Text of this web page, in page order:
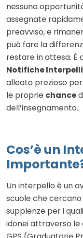
nessuna
assegnate
preavviso, e
può fare la
restare in attesa. È
Notifiche Interpelli
alleato prezioso
le proprie chance
dell’insegnamento.
Cos’è un
Un interpello è un
scuole che
supplenze per i
idonei attraverso le